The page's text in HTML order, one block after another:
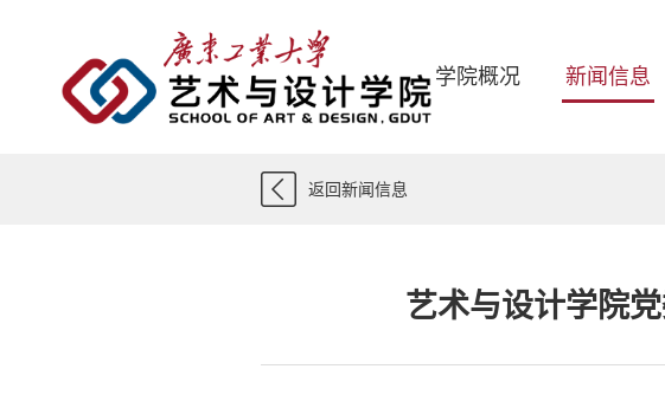
学院概况 新闻信息
返回新闻信息
艺术与设计学院